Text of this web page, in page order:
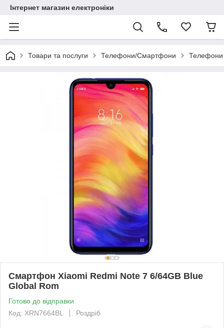
Інтернет магазин електроніки
Товари та послуги Телефони/Смартфони
Смартфон Xiaomi Redmi Note 7 6/64GB Blue
Global Rom
Готово до відправки
Код: XRN7664BL
Роздріб